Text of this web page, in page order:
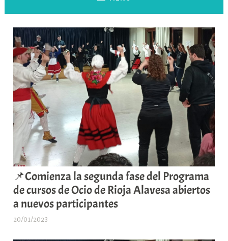
📌Comienza la segunda fase del Programa
de cursos de Ocio de Rioja Alavesa abiertos
a nuevos participantes
20/01/2023